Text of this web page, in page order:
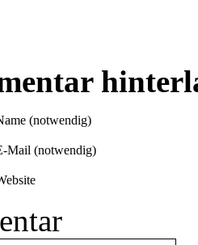
(notwendig)
Mail (notwendig)